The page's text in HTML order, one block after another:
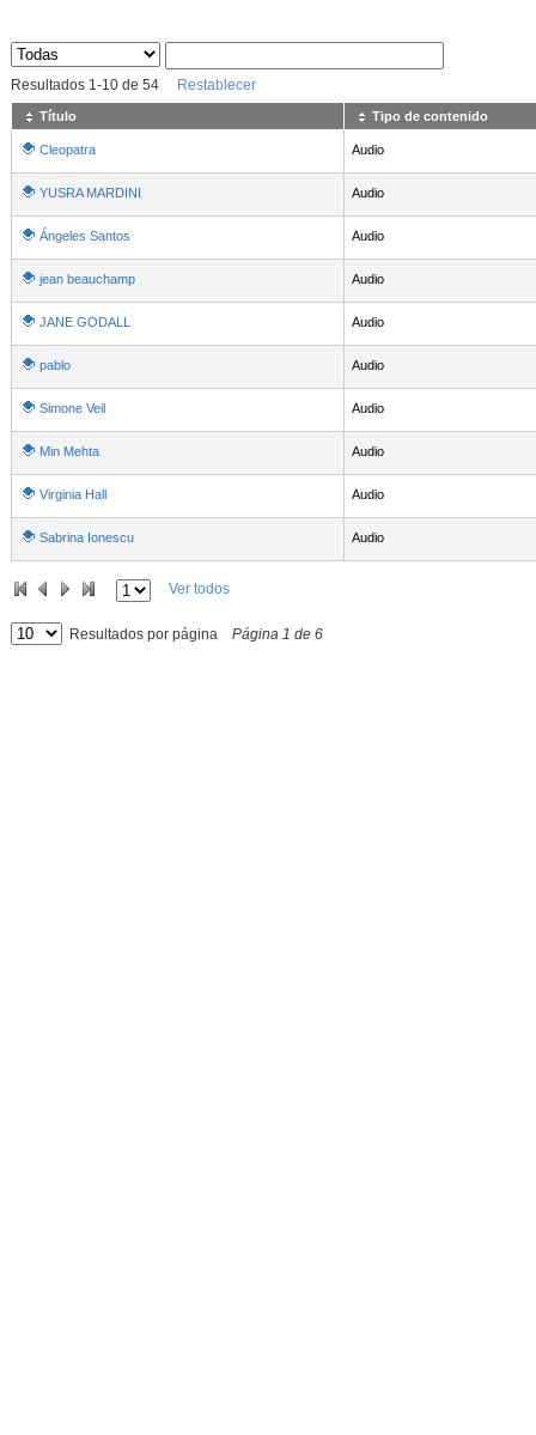
Sus archivos
Resultados 1-10de 54 Restablecer
Título Tipo de contenido
Cleopatra Audio
YUSRA MARDINI Audio
Ángeles Santos Audio
jean beauchamp Audio
JANE GODALL Audio
pablo Audio
Simone Veil Audio
Min Mehta Audio
Virginia Hall Audio
Sabrina Ionescu Audio
Ver todos
Resultados por página Página 1 de 6